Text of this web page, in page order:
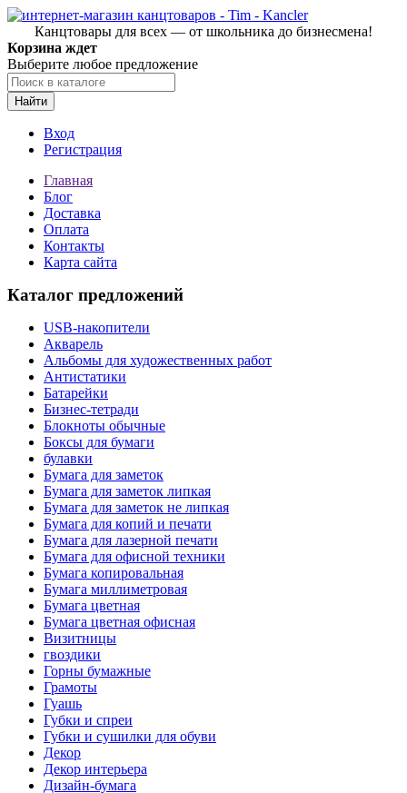
Канцтовары для всех — от школьника до бизнесмена!
Корзина ждет
Выберите любое предложение
Найти
Вход
Регистрация
Главная
Блог
Доставка
Оплата
Контакты
Карта сайта
Каталог предложений
USB-накопители
Акварель
Альбомы для художественных работ
Антистатики
Батарейки
Бизнес-тетради
Блокноты обычные
Боксы для бумаги
булавки
Бумага для заметок
Бумага для заметок липкая
Бумага для заметок не липкая
Бумага для копий и печати
Бумага для лазерной печати
Бумага для офисной техники
Бумага копировальная
Бумага миллиметровая
Бумага цветная
Бумага цветная офисная
Визитницы
гвоздики
Горны бумажные
Грамоты
Гуашь
Губки и спреи
Губки и сушилки для обуви
Декор
Декор интерьера
Дизайн-бумага